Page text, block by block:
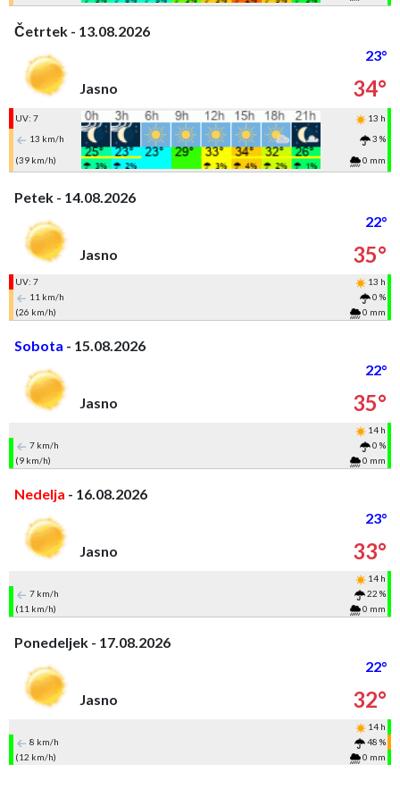
Četrtek - 13.08.2026
23°
Jasno
34°
UV: 7
13 h
13 km/h
3 %
(39 km/h)
0 mm
Petek - 14.08.2026
22°
Jasno
35°
UV: 7
13 h
11 km/h
0 %
(26 km/h)
0 mm
Sobota - 15.08.2026
22°
Jasno
35°
14 h
7 km/h
0 %
(9 km/h)
0 mm
Nedelja - 16.08.2026
23°
Jasno
33°
14 h
7 km/h
22 %
(11 km/h)
0 mm
Ponedeljek - 17.08.2026
22°
Jasno
32°
14 h
8 km/h
48 %
(12 km/h)
0 mm